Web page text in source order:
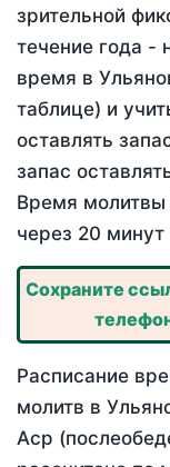
зрительной
течение года -
время в
таблице) и
оставлять
запас
Время молитвы
через 20
Сохраните
Расписание
молитв в
Аср